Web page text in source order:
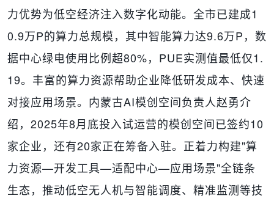
力优势为低空经济注入数字化动能。全市已建成1
0.9万P的算力总规模，其中智能算力达9.6万P，数
据中心绿电使用比例超80%，PUE实测值最低仅1.
19。丰富的算力资源帮助企业降低研发成本、快速
对接应用场景。内蒙古AI模创空间负责人赵勇介
绍，2025年8月底投入试运营的模创空间已签约10
家企业，还有20家正在筹备入驻。正着力构建"算
力资源—开发工具—适配中心—应用场景"全链条
生态，推动低空无人机与智能调度、精准监测等技